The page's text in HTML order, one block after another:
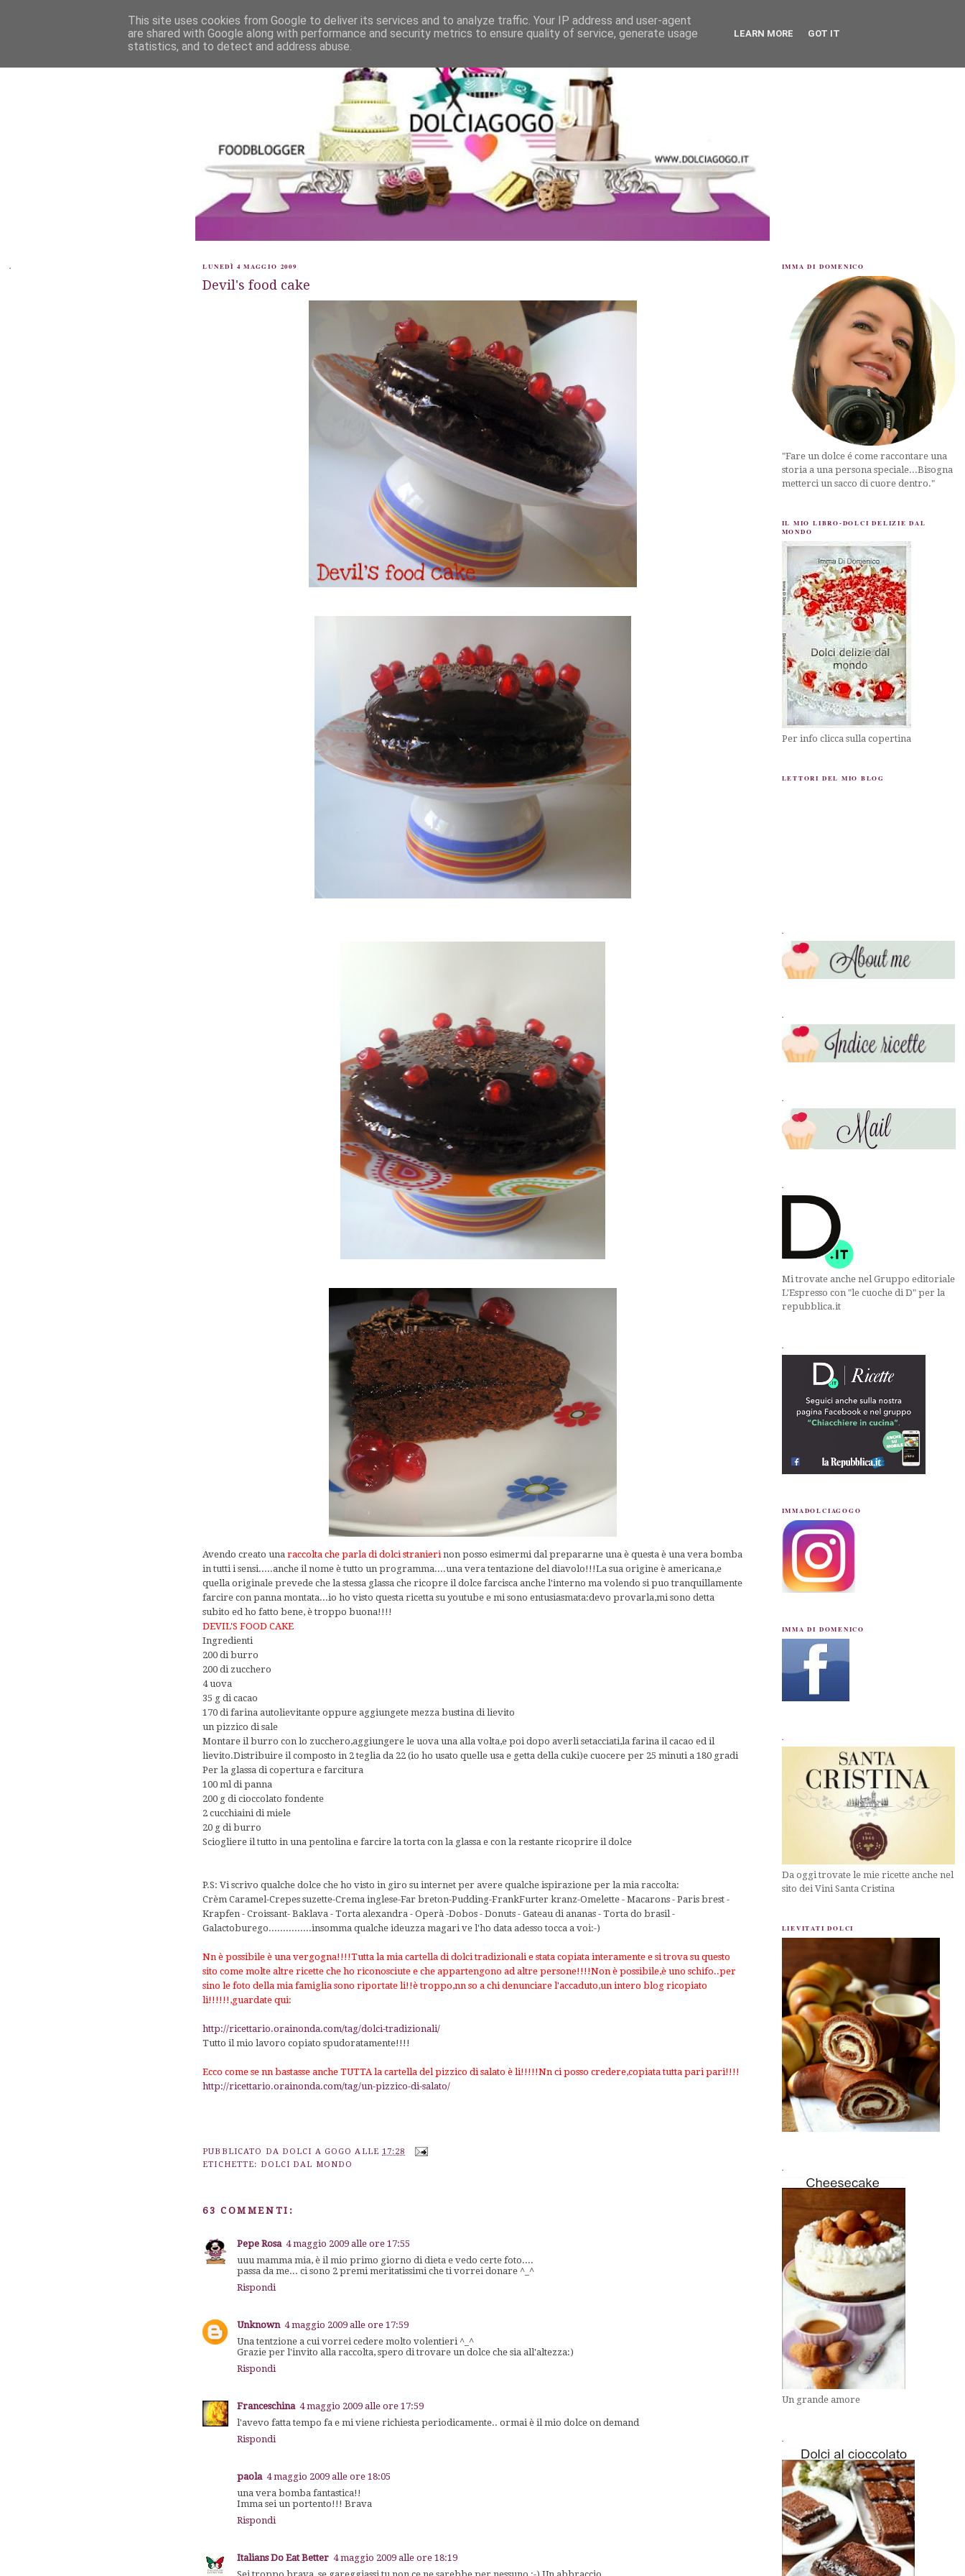
. LUNEDÌ 4 MAGGIO 2009
Devil's food cake
Avendo creato unaraccolta che parla di dolci stranieri non posso esimermi dal prepararne una è questa è una vera bomba
in tutti i sensi.....anche il nome è tutto un programma....una vera tentazione del diavolo!!!La sua origine è americana,e
quella originale prevede che la stessa glassa che ricopre il dolce farcisca anche l'interno ma volendo si puo tranquillamente
farcire con panna montata...io ho visto questa ricetta su youtube e mi sono entusiasmata:devo provarla,mi sono detta
subito ed ho fatto bene, è troppo buona!!!!
DEVIL'S FOOD CAKE
Ingredienti
200 di burro
200 di zucchero
4 uova
35 g di cacao
170 di farina autolievitante oppure aggiungete mezza bustina di lievito
un pizzico di sale
Montare il burro con lo zucchero,aggiungere le uova una alla volta,e poi dopo averli setacciati,la farina il cacao ed il
lievito.Distribuire il composto in 2 teglia da 22 (io ho usato quelle usa e getta della cuki)e cuocere per 25 minuti a 180 gradi
Per la glassa di copertura e farcitura
100 ml di panna
200 g di cioccolato fondente
2 cucchiaini di miele
20 g di burro
Sciogliere il tutto in una pentolina e farcire la torta con la glassa e con la restante ricoprire il dolce
P.S: Vi scrivo qualche dolce che ho visto in giro su internet per avere qualche ispirazione per la mia raccolta:
Crèm Caramel-Crepes suzette-Crema inglese-Far breton-Pudding-FrankFurter kranz-Omelette - Macarons - Paris brest -
Krapfen - Croissant- Baklava - Torta alexandra - Operà -Dobos - Donuts - Gateau di ananas - Torta do brasil -
Galactoburego...............insomma qualche ideuzza magari ve l'ho data adesso tocca a voi:-)
Nn è possibile è una vergogna!!!!Tutta la mia cartella di dolci tradizionali e stata copiata interamente e si trova su questo
sito come molte altre ricette che ho riconosciute e che appartengono ad altre persone!!!!Non è possibile,è uno schifo..per
sino le foto della mia famiglia sono riportate li!!è troppo,nn so a chi denunciare l'accaduto,un intero blog ricopiato
li!!!!!! ,guardate qui:
http://ricettario.orainonda.com/tag/dolci-tradizionali/
Tutto il mio lavoro copiato spudoratamente!!!!
Ecco come se nn bastasse anche TUTTA la cartella del pizzico di salato è li!!!!!Nn ci posso credere,copiata tutta pari pari!!!!
http://ricettario.orainonda.com/tag/un-pizzico-di-salato/
PUBBLICATO DA DOLCI A GOGO ALLE 17:28
ETICHETTE: DOLCI DAL MONDO
63 COMMENTI:
Pepe Rosa 4 maggio 2009 alle ore 17:55
uuu mamma mia, è il mio primo giorno di dieta e vedo certe foto....
passa da me... ci sono 2 premi meritatissimi che ti vorrei donare ^_^
Rispondi
Unknown 4 maggio 2009 alle ore 17:59
Una tentzione a cui vorrei cedere molto volentieri ^_^
Grazie per l'invito alla raccolta, spero di trovare un dolce che sia all'altezza:)
Rispondi
Franceschina 4 maggio 2009 alle ore 17:59
l'avevo fatta tempo fa e mi viene richiesta periodicamente.. ormai è il mio dolce on demand
Rispondi
paola 4 maggio 2009 alle ore 18:05
una vera bomba fantastica!!
Imma sei un portento!!! Brava
Rispondi
Italians Do Eat Better 4 maggio 2009 alle ore 18:19
IMMA DI DOMENICO
"Fare un dolce é come raccontare una
storia a una persona speciale...Bisogna
metterci un sacco di cuore dentro."
IL MIO LIBRO-DOLCI DELIZIE DAL
MONDO
Per info clicca sulla copertina
LETTORI DEL MIO BLOG
.
.
.
.
Mi trovate anche nel Gruppo editoriale
L'Espresso con "le cuoche di D" per la
repubblica.it
.
IMMADOLCIAGOGO
IMMA DI DOMENICO
.
Da oggi trovate le mie ricette anche nel
sito dei Vini Santa Cristina
LIEVITATI DOLCI
.
Un grande amore
.
This site uses cookies from Google to deliver its services and to analyze traffic. Your IP address and user-agent
are shared with Google along with performance and security metrics to ensure quality of service, generate usage
statistics, and to detect and address abuse.
LEARN MORE GOT IT